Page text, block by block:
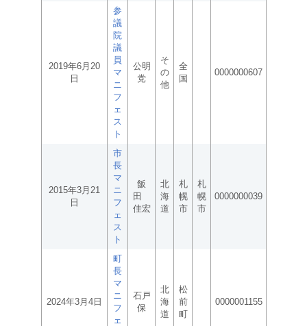
2019年6月20
日
参
議
院
議
員
マ
ニ
フ
ェ
ス
ト
公明
党
そ
の
他
全
国
0000000607
2015年3月21
日
市
長
マ
ニ
フ
ェ
ス
ト
飯
田
佳宏
北
海
道
札
幌
市
札
幌
市
0000000039
2024年3月4日
町
長
マ
ニ
フ
ェ
石戸
保
北
海
道
松
前
町
0000001155